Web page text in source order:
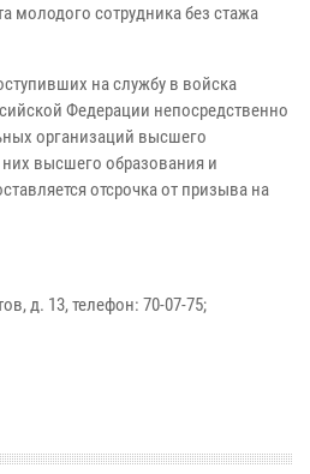
молодого сотрудника без стажа
на службу в войска
Федерации непосредственно
организаций высшего
высшего образования и
отсрочка от призыва на
д. 13, телефон: 70-07-75;